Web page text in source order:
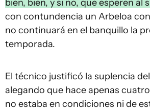
bien, bien, y si no, que esperen al
con contundencia un Arbeloa
no continuará en el banquillo la
temporada.
El técnico justificó la suplencia
alegando que hace apenas
no estaba en condiciones ni de